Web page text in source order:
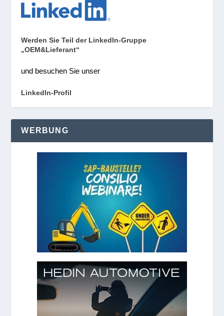
Werden Sie Teil der LinkedIn-Gruppe
„OEM&Lieferant“
und besuchen Sie unser
LinkedIn-Profil
WERBUNG